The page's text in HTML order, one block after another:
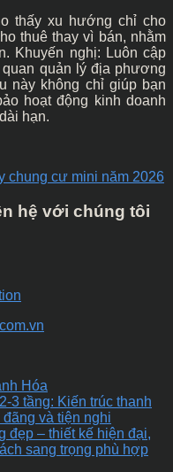
thấy xu hướng chỉ cho
thuê thay vì bán, nhằm
Khuyến nghị: Luôn cập
quản lý địa phương
này không chỉ giúp bạn
hoạt động kinh doanh
hạn.
chung cư mini năm 2026
hệ với chúng tôi
Hóa
3 tầng: Kiến trúc thanh
và tiện nghi
đẹp – thiết kế hiện đại,
sang trọng phù hợp